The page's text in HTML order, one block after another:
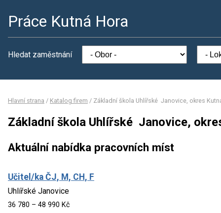
Práce Kutná Hora
Hledat zaměstnání
Hlavní strana / Katalog firem / Základní škola Uhlířské Janovice, okres
Základní škola Uhlířské Janovice,
Aktuální nabídka pracovních míst
Učitel/ka ČJ, M, CH, F
Uhlířské Janovice
36 780 – 48 990 Kč